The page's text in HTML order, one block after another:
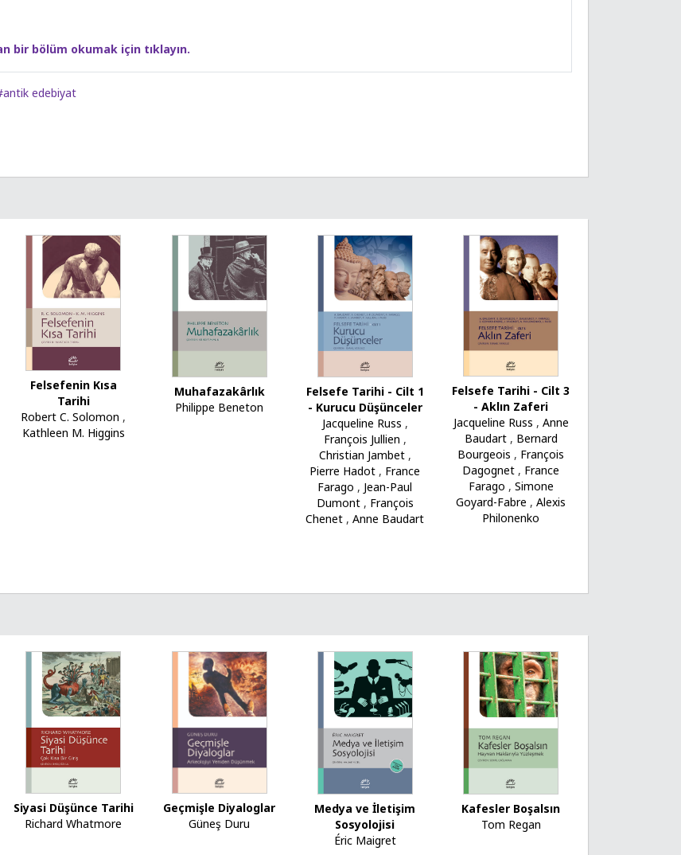
bir bölüm okumak için tıklayın.
edebiyat
Felsefenin Kısa
Tarihi
Robert C. Solomon ,
Kathleen M. Higgins
Muhafazakârlık
Philippe Beneton
Felsefe Tarihi - Cilt 1
- Kurucu Düşünceler
Jacqueline Russ ,
François Jullien ,
Christian Jambet,
Pierre Hadot , France
Farago , Jean-Paul
Dumont, François
Chenet ,Anne Baudart
Felsefe Tarihi - Cilt 3
- Aklın Zaferi
Jacqueline Russ , Anne
Baudart, Bernard
Bourgeois , François
Dagognet , France
Farago , Simone
Goyard-Fabre ,Alexis
Philonenko
Siyasi Düşünce Tarihi
Richard Whatmore
Geçmişle Diyaloglar
Güneş Duru
Medya ve İletişim
Sosyolojisi
Éric Maigret
Kafesler Boşalsın
Tom Regan